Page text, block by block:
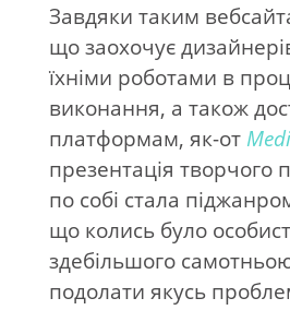
Завдяки таким
що заохочує
їхніми роботами в
виконання, а також
платформам, як-от
презентація творчого
по собі стала
що колись було
здебільшого
подолати якусь